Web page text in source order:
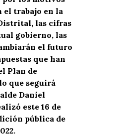
el trabajo en la
las cifras
gobierno, las
el futuro
que han
Plan de
que seguirá
Daniel
este 16 de
pública de